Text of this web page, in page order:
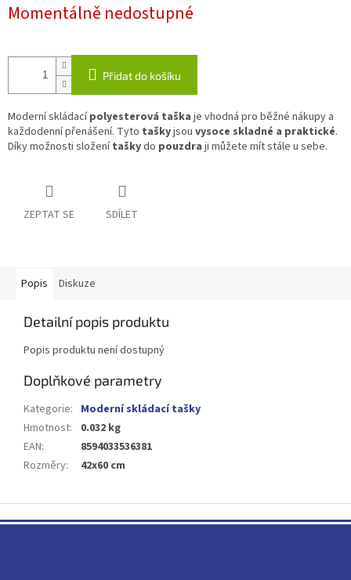
cena:
Momentálně nedostupné
Přidat do košíku
Moderní skládacípolyesterová taška je vhodná pro běžné nákupy a
každodenní přenášení. Tyto taškyjsou vysoce skladné a praktické.
Díky možnosti složenítaškydo pouzdra ji můžete mít stále u sebe.
ZEPTAT SE SDÍLET
Popis Diskuze
Detailní popis produktu
Popis produktu není dostupný
Doplňkové parametry
Kategorie: Moderní skládací tašky
Hmotnost:
0.032 kg
EAN:
8594033536381
Rozměry: 42x60 cm
á